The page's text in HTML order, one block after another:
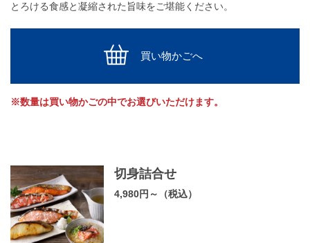
とろける食感と凝縮された旨味をご堪能ください。
買い物かごへ
※数量は買い物かごの中でお選びいただけます。
切身詰合せ
4,980円～（税込）